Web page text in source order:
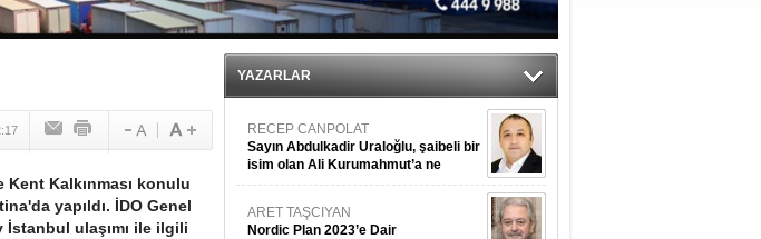
Alsancak Limanı’ndan memnun
gemicilik faaliyetlerine kısıtlama!
Marmaris’in mavi sularında
Kent Kalkınması konulu
yapıldı. İDO Genel
ulaşımı ile ilgili
YAZARLAR
RECEP CANPOLAT
Sayın Abdulkadir Uraloğlu, şaibeli bir
isim olan Ali Kurumahmut’a ne
danışıyorsunuz?
ARET TAŞCIYAN
Nordic Plan 2023’e Dair